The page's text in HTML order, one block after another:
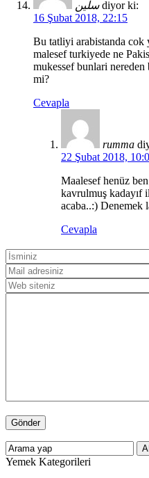
سلين diyor ki:
16 Şubat 2018, 22:15
Bu tatliyi arabistanda cok
malesef turkiyede ne
mukessef bunlari
mi?
Cevapla
rumma
22 Şubat 2018,
Maalesef henüz
kavrulmuş kadayıf
acaba..:) Denemek
Cevapla
Yemek Kategorileri